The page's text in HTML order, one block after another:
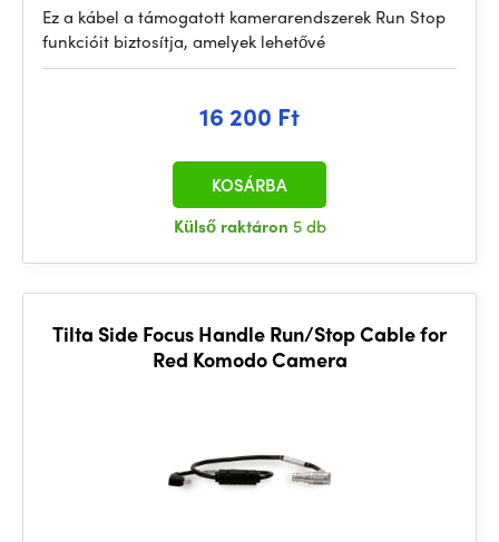
Ez a kábel a támogatott kamerarendszerek Run Stop
funkcióit biztosítja, amelyek lehetővé
16 200 Ft
Külső raktáron 5 db
KOSÁRBA
Tilta Side Focus Handle Run/Stop Cable for
Red Komodo Camera